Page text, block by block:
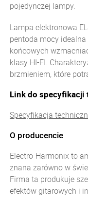
pojedynczej lampy.
Lampa elektronowa
pentoda mocy
końcowych
klasy HI-FI.
brzmieniem, które
Link do specyfikacji
Specyfikacja
O producencie
Electro-Harmonix to
znana zarówno w
Firma ta produkuje
efektów gitarowych i